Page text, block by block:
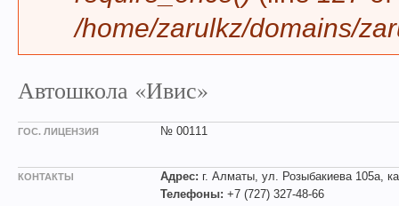
/home/zarulkz/domains/
Автошкола «Ивис»
ГОС. ЛИЦЕНЗИЯ № 00111
КОНТАКТЫ Адрес: г. Алматы, ул. Розыбакиева 105а,
Телефоны: +7 (727) 327-48-66